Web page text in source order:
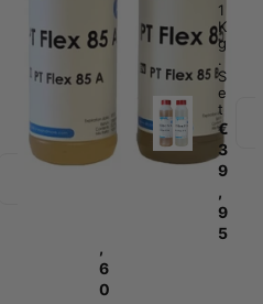
Mengen auswählen
K
.
S
t
,
6
0
1
K
g
.
S
e
t
€
3
9
,
9
5